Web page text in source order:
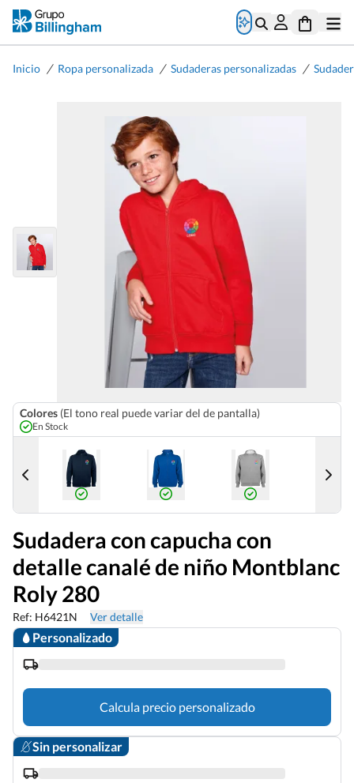
Inicio / Ropa personalizada / Sudaderas personalizadas /
Colores (El tono real puede variar del de pantalla)
En Stock
Sudadera con capucha con
detalle canalé de niño Montblanc
Roly 280
Ref: H6421N Ver detalle
Personalizado
Calcula precio personalizado
Sin personalizar